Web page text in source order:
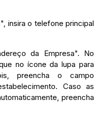
insira o telefone principal
da Empresa". No
no ícone da lupa para
preencha o campo
Caso as
preencha